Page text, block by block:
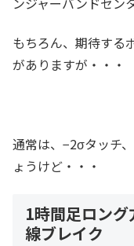
もちろん、期待する
がありますが・・・
通常は、−2σタッチ
ょうけど・・・
1時間足ロン
線ブレイク